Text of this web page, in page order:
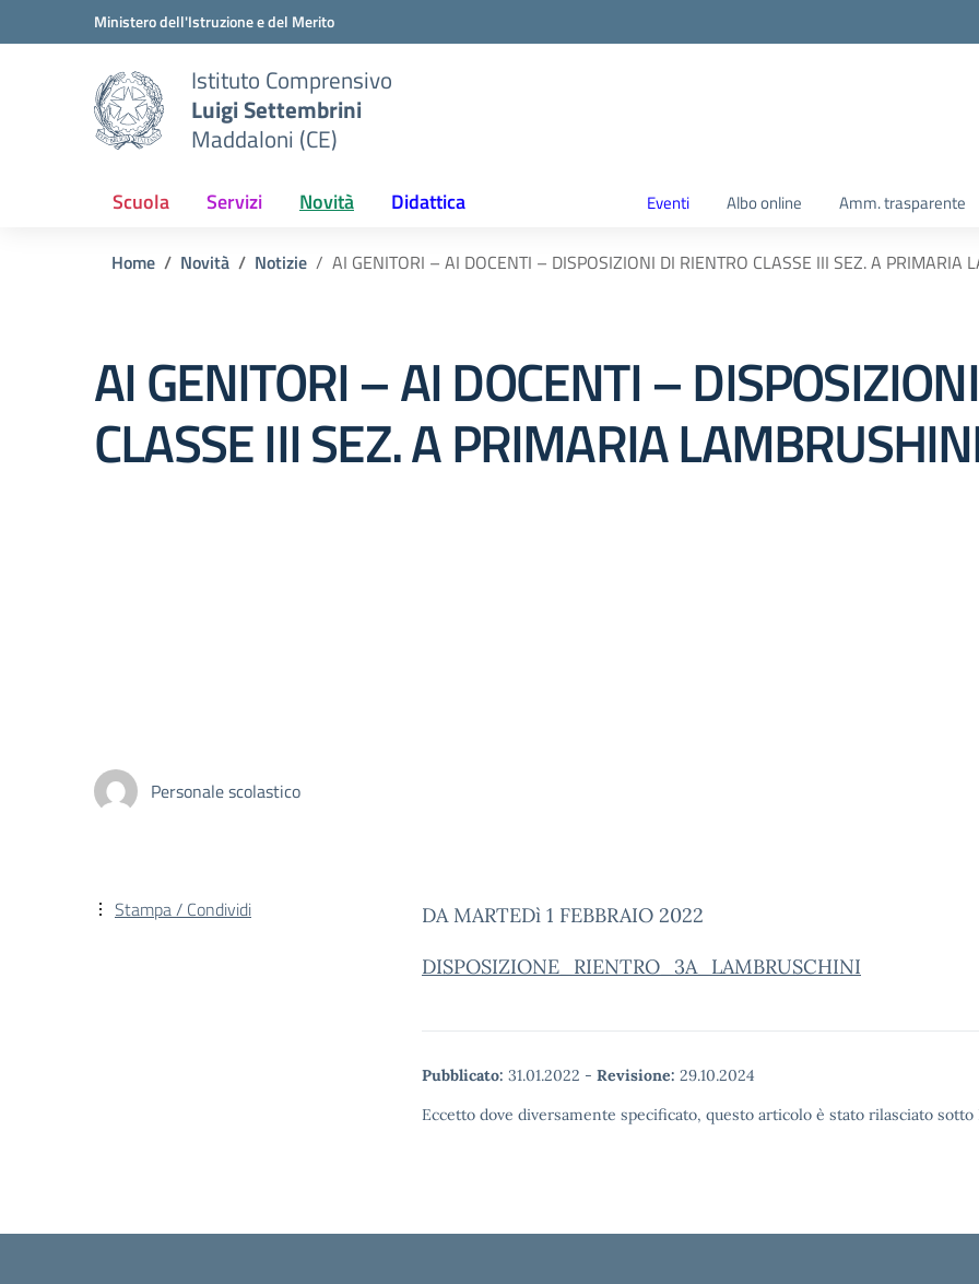
Vai ai contenuti
Vai al menu di navigazioneMinistero dell'Istruzione e del Merito
Istituto Comprensivo
Luigi Settembrini
Maddaloni (CE)
Scuola Servizi Novità Didattica Eventi Albo online Amm. trasparente
Home Novità Notizie AI GENITORI – AI DOCENTI – DISPOSIZIONI DI RIENTRO CLASSE III SEZ. A PRIMARIA
AI GENITORI – AI DOCENTI –
CLASSE III SEZ. A PRIMARIA
Personale scolastico
DA MARTEDì 1 FEBBRAIO 2022
DISPOSIZIONE_RIENTRO_3A_LAMBRUSCHINI
Pubblicato: 31.01.2022 - Revisione: 29.10.2024
Eccetto dove diversamente specificato, questo articolo è stato rilasciato
Stampa / Condividi